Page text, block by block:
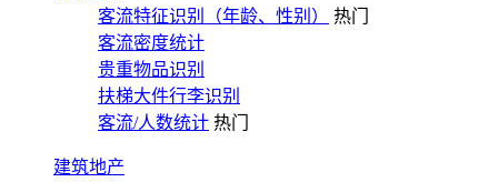
客流特征识别（年龄、性别）
热门
客流密度统计
贵重物品识别
扶梯大件行李识别
客流/人数统计 热门
建筑地产